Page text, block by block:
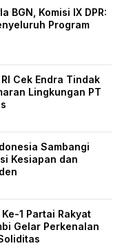
BGN, Komisi IX DPR:
Program
Cek Endra Tindak
Lingkungan PT
Sambangi
Kesiapan dan
1 Partai Rakyat
Gelar Perkenalan